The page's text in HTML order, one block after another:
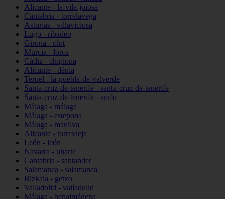
Alicante - la-vila-joiosa
Cantabria - torrelavega
Asturias - villaviciosa
Lugo - ribadeo
Girona - olot
Murcia - lorca
Cádiz - chipiona
Alicante - dénia
Teruel - la-puebla-de-valverde
Santa-cruz-de-tenerife - santa-cruz-de-tenerife
Santa-cruz-de-tenerife - arafo
Málaga - málaga
Málaga - estepona
Málaga - manilva
Alicante - torrevieja
León - león
Navarra - uharte
Cantabria - santander
Salamanca - salamanca
Bizkaia - getxo
Valladolid - valladolid
Málaga - benalmádena